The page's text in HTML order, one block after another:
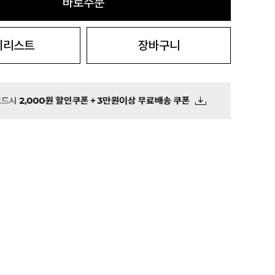
리스트 장바구니